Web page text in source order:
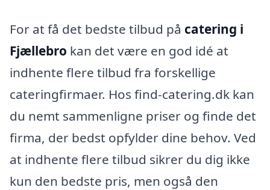
For at få det bedste tilbud på catering i
Fjællebro kan det være en god idé at
indhente flere tilbud fra forskellige
cateringfirmaer. Hos find-catering.dk kan
du nemt sammenligne priser og finde det
firma, der bedst opfylder dine behov. Ved
at indhente flere tilbud sikrer du dig ikke
kun den bedste pris, men også den